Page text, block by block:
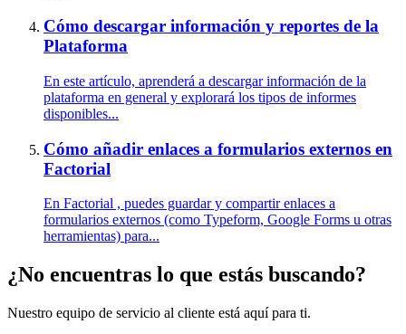
Cómo descargar información y reportes de la
Plataforma
En este artículo, aprenderá a descargar información de la
plataforma en general y explorará los tipos de informes
disponibles...
Cómo añadir enlaces a formularios externos en
Factorial
En Factorial , puedes guardar y compartir enlaces a
formularios externos (como Typeform, Google Forms u otras
herramientas) para...
¿No encuentras lo que estás buscando?
Nuestro equipo de servicio al cliente está aquí para ti.